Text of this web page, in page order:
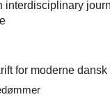
interdisciplinary
for moderne dansk